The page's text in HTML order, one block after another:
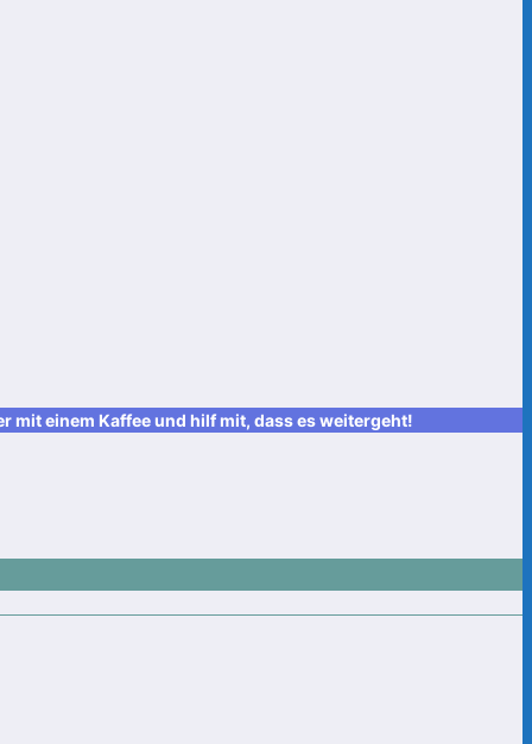
mit einem Kaffee und hilf mit, dass es weitergeht!